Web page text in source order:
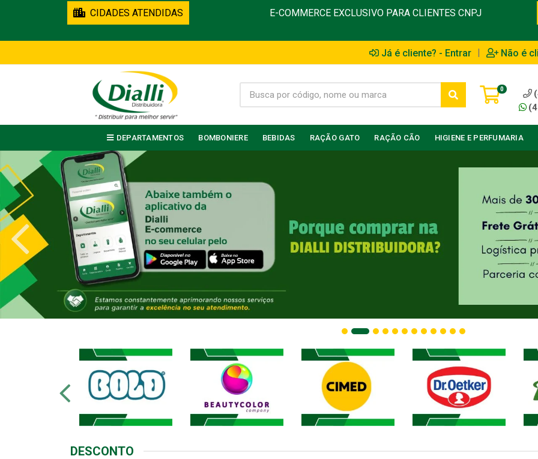
CIDADES ATENDIDAS E-COMMERCE EXCLUSIVO PARA CLIENTES CNPJ
Já é cliente? - Entrar | Não é
0
DEPARTAMENTOS BOMBONIERE BEBIDAS RAÇÃO GATO RAÇÃO CÃO HIGIENE E PERFUMARIA
DESCONTO